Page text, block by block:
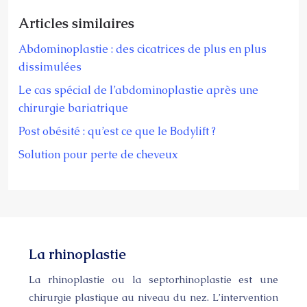
Articles similaires
Abdominoplastie : des cicatrices de plus en plus
dissimulées
Le cas spécial de l’abdominoplastie après une
chirurgie bariatrique
Post obésité : qu’est ce que le Bodylift ?
Solution pour perte de cheveux
La rhinoplastie
La rhinoplastie ou la septorhinoplastie est une
chirurgie plastique au niveau du nez. L’intervention